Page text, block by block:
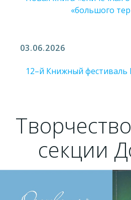
«большого
03.06.2026
12–й Книжный фестиваль
секции